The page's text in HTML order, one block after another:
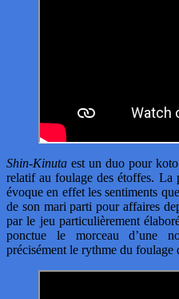
Shin-Kinuta est un duo pour
relatif au foulage des étoffes. La
évoque en effet les sentiments
de son mari parti pour affaires
par le jeu particulièrement
ponctue le morceau d’une
précisément le rythme du foulage